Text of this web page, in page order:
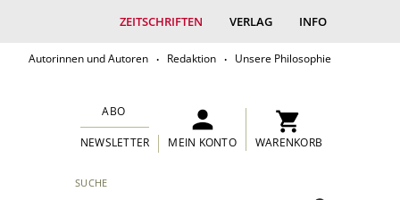
ZEITSCHRIFTEN VERLAG INFO
Autorinnen und Autoren Redaktion Unsere Philosophie
SUCHE
ABO
NEWSLETTER MEIN KONTO WARENKORB